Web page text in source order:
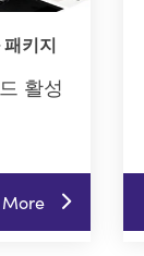
키지
활성